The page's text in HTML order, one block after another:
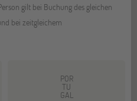
gilt bei Buchung des gleichen
bei zeitgleichem
POR
TU
GAL